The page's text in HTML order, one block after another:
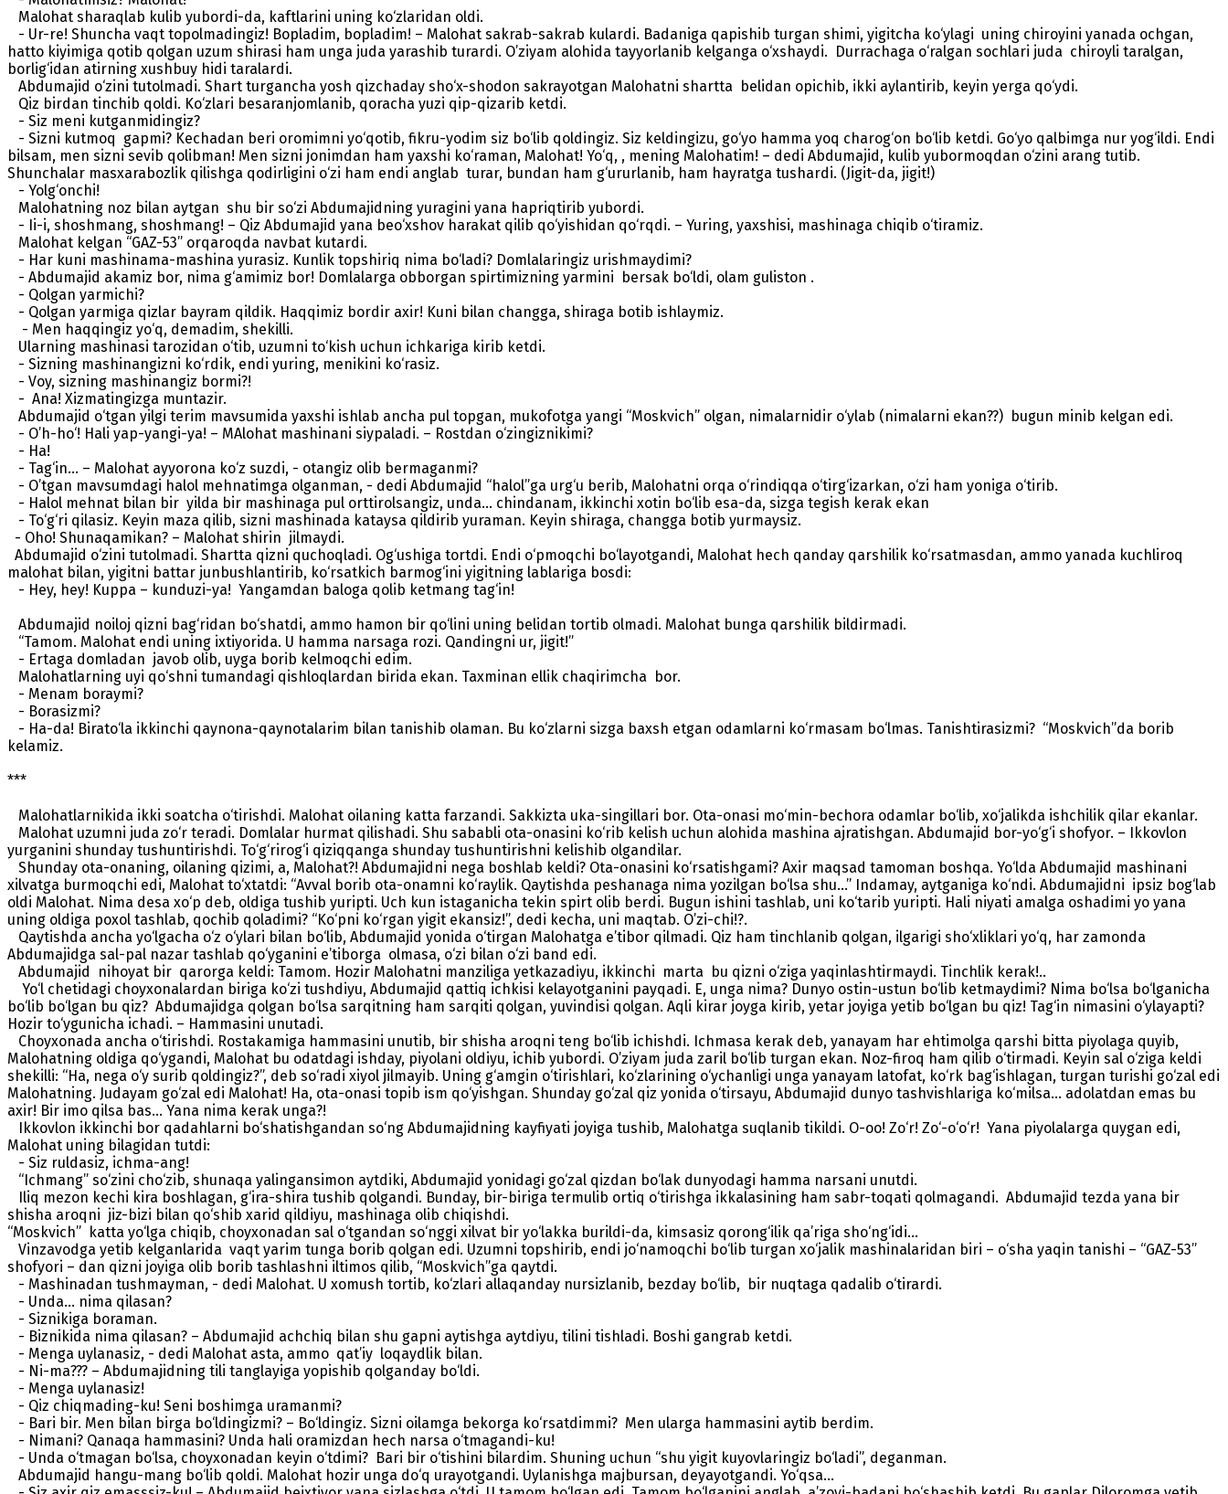
Malohat sharaqlab kulib yubordi-da, kaftlarini uning ko‘zlaridan oldi.
- Ur-re! Shuncha vaqt topolmadingiz! Bopladim, bopladim! – Malohat sakrab-sakrab kulardi. Badaniga qapishib turgan shimi, yigitcha ko‘ylagi uning chiroyini yanada ochgan,
hatto kiyimiga qotib qolgan uzum shirasi ham unga juda yarashib turardi. O’ziyam alohida tayyorlanib kelganga o‘xshaydi. Durrachaga o‘ralgan sochlari juda chiroyli taralgan,
borlig‘idan atirning xushbuy hidi taralardi.
Abdumajid o‘zini tutolmadi. Shart turgancha yosh qizchaday sho‘x-shodon sakrayotgan Malohatni shartta belidan opichib, ikki aylantirib, keyin yerga qo‘ydi.
Qiz birdan tinchib qoldi. Ko‘zlari besaranjomlanib, qoracha yuzi qip-qizarib ketdi.
- Siz meni kutganmidingiz?
- Sizni kutmoq gapmi? Kechadan beri oromimni yo‘qotib, fikru-yodim siz bo‘lib qoldingiz. Siz keldingizu, go‘yo hamma yoq charog‘on bo‘lib ketdi. Go‘yo qalbimga nur yog‘ildi. Endi
bilsam, men sizni sevib qolibman! Men sizni jonimdan ham yaxshi ko‘raman, Malohat! Yo‘q, , mening Malohatim! – dedi Abdumajid, kulib yubormoqdan o‘zini arang tutib.
Shunchalar masxarabozlik qilishga qodirligini o‘zi ham endi anglab turar, bundan ham g‘ururlanib, ham hayratga tushardi. (Jigit-da, jigit!)
- Yolg‘onchi!
Malohatning noz bilan aytgan shu bir so‘zi Abdumajidning yuragini yana hapriqtirib yubordi.
- Ii-i, shoshmang, shoshmang! – Qiz Abdumajid yana beo‘xshov harakat qilib qo‘yishidan qo‘rqdi. – Yuring, yaxshisi, mashinaga chiqib o‘tiramiz.
Malohat kelgan “GAZ-53” orqaroqda navbat kutardi.
- Har kuni mashinama-mashina yurasiz. Kunlik topshiriq nima bo‘ladi? Domlalaringiz urishmaydimi?
- Abdumajid akamiz bor, nima g‘amimiz bor! Domlalarga obborgan spirtimizning yarmini bersak bo‘ldi, olam guliston .
- Qolgan yarmichi?
- Qolgan yarmiga qizlar bayram qildik. Haqqimiz bordir axir! Kuni bilan changga, shiraga botib ishlaymiz.
- Men haqqingiz yo‘q, demadim, shekilli.
Ularning mashinasi tarozidan o‘tib, uzumni to‘kish uchun ichkariga kirib ketdi.
- Sizning mashinangizni ko‘rdik, endi yuring, menikini ko‘rasiz.
- Voy, sizning mashinangiz bormi?!
- Ana! Xizmatingizga muntazir.
Abdumajid o‘tgan yilgi terim mavsumida yaxshi ishlab ancha pul topgan, mukofotga yangi “Moskvich” olgan, nimalarnidir o‘ylab (nimalarni ekan??) bugun minib kelgan edi.
- O’h-ho‘! Hali yap-yangi-ya! – MAlohat mashinani siypaladi. – Rostdan o‘zingiznikimi?
- Ha!
- Tag‘in... – Malohat ayyorona ko‘z suzdi, - otangiz olib bermaganmi?
- O’tgan mavsumdagi halol mehnatimga olganman, - dedi Abdumajid “halol”ga urg‘u berib, Malohatni orqa o‘rindiqqa o‘tirg‘izarkan, o‘zi ham yoniga o‘tirib.
- Halol mehnat bilan bir yilda bir mashinaga pul orttirolsangiz, unda... chindanam, ikkinchi xotin bo‘lib esa-da, sizga tegish kerak ekan
- To‘g‘ri qilasiz. Keyin maza qilib, sizni mashinada kataysa qildirib yuraman. Keyin shiraga, changga botib yurmaysiz.
- Oho! Shunaqamikan? – Malohat shirin jilmaydi.
Abdumajid o‘zini tutolmadi. Shartta qizni quchoqladi. Og‘ushiga tortdi. Endi o‘pmoqchi bo‘layotgandi, Malohat hech qanday qarshilik ko‘rsatmasdan, ammo yanada kuchliroq
malohat bilan, yigitni battar junbushlantirib, ko‘rsatkich barmog‘ini yigitning lablariga bosdi:
- Hey, hey! Kuppa – kunduzi-ya! Yangamdan baloga qolib ketmang tag‘in!
Abdumajid noiloj qizni bag‘ridan bo‘shatdi, ammo hamon bir qo‘lini uning belidan tortib olmadi. Malohat bunga qarshilik bildirmadi.
“Tamom. Malohat endi uning ixtiyorida. U hamma narsaga rozi. Qandingni ur, jigit!”
- Ertaga domladan javob olib, uyga borib kelmoqchi edim.
Malohatlarning uyi qo‘shni tumandagi qishloqlardan birida ekan. Taxminan ellik chaqirimcha bor.
- Menam boraymi?
- Borasizmi?
- Ha-da! Birato‘la ikkinchi qaynona-qaynotalarim bilan tanishib olaman. Bu ko‘zlarni sizga baxsh etgan odamlarni ko‘rmasam bo‘lmas. Tanishtirasizmi? “Moskvich”da borib
kelamiz.
***
Malohatlarnikida ikki soatcha o‘tirishdi. Malohat oilaning katta farzandi. Sakkizta uka-singillari bor. Ota-onasi mo‘min-bechora odamlar bo‘lib, xo‘jalikda ishchilik qilar ekanlar.
Malohat uzumni juda zo‘r teradi. Domlalar hurmat qilishadi. Shu sababli ota-onasini ko‘rib kelish uchun alohida mashina ajratishgan. Abdumajid bor-yo‘g‘i shofyor. – Ikkovlon
yurganini shunday tushuntirishdi. To‘g‘rirog‘i qiziqqanga shunday tushuntirishni kelishib olgandilar.
Shunday ota-onaning, oilaning qizimi, a, Malohat?! Abdumajidni nega boshlab keldi? Ota-onasini ko‘rsatishgami? Axir maqsad tamoman boshqa. Yo‘lda Abdumajid mashinani
xilvatga burmoqchi edi, Malohat to‘xtatdi: “Avval borib ota-onamni ko‘raylik. Qaytishda peshanaga nima yozilgan bo‘lsa shu...” Indamay, aytganiga ko‘ndi. Abdumajidni ipsiz bog‘lab
oldi Malohat. Nima desa xo‘p deb, oldiga tushib yuripti. Uch kun istaganicha tekin spirt olib berdi. Bugun ishini tashlab, uni ko‘tarib yuripti. Hali niyati amalga oshadimi yo yana
uning oldiga poxol tashlab, qochib qoladimi? “Ko‘pni ko‘rgan yigit ekansiz!”, dedi kecha, uni maqtab. O’zi-chi!?.
Qaytishda ancha yo‘lgacha o‘z o‘ylari bilan bo‘lib, Abdumajid yonida o‘tirgan Malohatga e’tibor qilmadi. Qiz ham tinchlanib qolgan, ilgarigi sho‘xliklari yo‘q, har zamonda
Abdumajidga sal-pal nazar tashlab qo‘yganini e’tiborga olmasa, o‘zi bilan o‘zi band edi.
Abdumajid nihoyat bir qarorga keldi: Tamom. Hozir Malohatni manziliga yetkazadiyu, ikkinchi marta bu qizni o‘ziga yaqinlashtirmaydi. Tinchlik kerak!..
Yo‘l chetidagi choyxonalardan biriga ko‘zi tushdiyu, Abdumajid qattiq ichkisi kelayotganini payqadi. E, unga nima? Dunyo ostin-ustun bo‘lib ketmaydimi? Nima bo‘lsa bo‘lganicha
bo‘lib bo‘lgan bu qiz? Abdumajidga qolgan bo‘lsa sarqitning ham sarqiti qolgan, yuvindisi qolgan. Aqli kirar joyga kirib, yetar joyiga yetib bo‘lgan bu qiz! Tag‘in nimasini o‘ylayapti?
Hozir to‘ygunicha ichadi. – Hammasini unutadi.
Choyxonada ancha o‘tirishdi. Rostakamiga hammasini unutib, bir shisha aroqni teng bo‘lib ichishdi. Ichmasa kerak deb, yanayam har ehtimolga qarshi bitta piyolaga quyib,
Malohatning oldiga qo‘ygandi, Malohat bu odatdagi ishday, piyolani oldiyu, ichib yubordi. O’ziyam juda zaril bo‘lib turgan ekan. Noz-firoq ham qilib o‘tirmadi. Keyin sal o‘ziga keldi
shekilli: “Ha, nega o‘y surib qoldingiz?”, deb so‘radi xiyol jilmayib. Uning g‘amgin o‘tirishlari, ko‘zlarining o‘ychanligi unga yanayam latofat, ko‘rk bag‘ishlagan, turgan turishi go‘zal edi
Malohatning. Judayam go‘zal edi Malohat! Ha, ota-onasi topib ism qo‘yishgan. Shunday go‘zal qiz yonida o‘tirsayu, Abdumajid dunyo tashvishlariga ko‘milsa… adolatdan emas bu
axir! Bir imo qilsa bas… Yana nima kerak unga?!
Ikkovlon ikkinchi bor qadahlarni bo‘shatishgandan so‘ng Abdumajidning kayfiyati joyiga tushib, Malohatga suqlanib tikildi. O-oo! Zo‘r! Zo‘-o‘o‘r! Yana piyolalarga quygan edi,
Malohat uning bilagidan tutdi:
- Siz ruldasiz, ichma-ang!
“Ichmang” so‘zini cho‘zib, shunaqa yalingansimon aytdiki, Abdumajid yonidagi go‘zal qizdan bo‘lak dunyodagi hamma narsani unutdi.
Iliq mezon kechi kira boshlagan, g‘ira-shira tushib qolgandi. Bunday, bir-biriga termulib ortiq o‘tirishga ikkalasining ham sabr-toqati qolmagandi. Abdumajid tezda yana bir
shisha aroqni jiz-bizi bilan qo‘shib xarid qildiyu, mashinaga olib chiqishdi.
“Moskvich” katta yo‘lga chiqib, choyxonadan sal o‘tgandan so‘nggi xilvat bir yo‘lakka burildi-da, kimsasiz qorong‘ilik qa’riga sho‘ng‘idi…
Vinzavodga yetib kelganlarida vaqt yarim tunga borib qolgan edi. Uzumni topshirib, endi jo‘namoqchi bo‘lib turgan xo‘jalik mashinalaridan biri – o‘sha yaqin tanishi – “GAZ-53”
shofyori – dan qizni joyiga olib borib tashlashni iltimos qilib, “Moskvich”ga qaytdi.
- Mashinadan tushmayman, - dedi Malohat. U xomush tortib, ko‘zlari allaqanday nursizlanib, bezday bo‘lib, bir nuqtaga qadalib o‘tirardi.
- Unda… nima qilasan?
- Siznikiga boraman.
- Biznikida nima qilasan? – Abdumajid achchiq bilan shu gapni aytishga aytdiyu, tilini tishladi. Boshi gangrab ketdi.
- Menga uylanasiz, - dedi Malohat asta, ammo qat’iy loqaydlik bilan.
- Ni-ma??? – Abdumajidning tili tanglayiga yopishib qolganday bo‘ldi.
- Menga uylanasiz!
- Qiz chiqmading-ku! Seni boshimga uramanmi?
- Bari bir. Men bilan birga bo‘ldingizmi? – Bo‘ldingiz. Sizni oilamga bekorga ko‘rsatdimmi? Men ularga hammasini aytib berdim.
- Nimani? Qanaqa hammasini? Unda hali oramizdan hech narsa o‘tmagandi-ku!
- Unda o‘tmagan bo‘lsa, choyxonadan keyin o‘tdimi? Bari bir o‘tishini bilardim. Shuning uchun “shu yigit kuyovlaringiz bo‘ladi”, deganman.
Abdumajid hangu-mang bo‘lib qoldi. Malohat hozir unga do‘q urayotgandi. Uylanishga majbursan, deyayotgandi. Yo‘qsa…